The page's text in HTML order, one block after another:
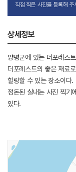
직접 찍은 사진을 등록해 주
상세정보
양평군에 있는 더포레스
더포레스트의 좋은 재료
힐링할 수 있는 장소이다
정돈된 실내는 사진 찍기
있다.